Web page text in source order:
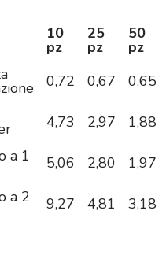
10
pz
25
pz
50
pz
0,72 0,67 0,65
4,73 2,97 1,88
a 1
5,06 2,80 1,97
a 2
9,27 4,81 3,18